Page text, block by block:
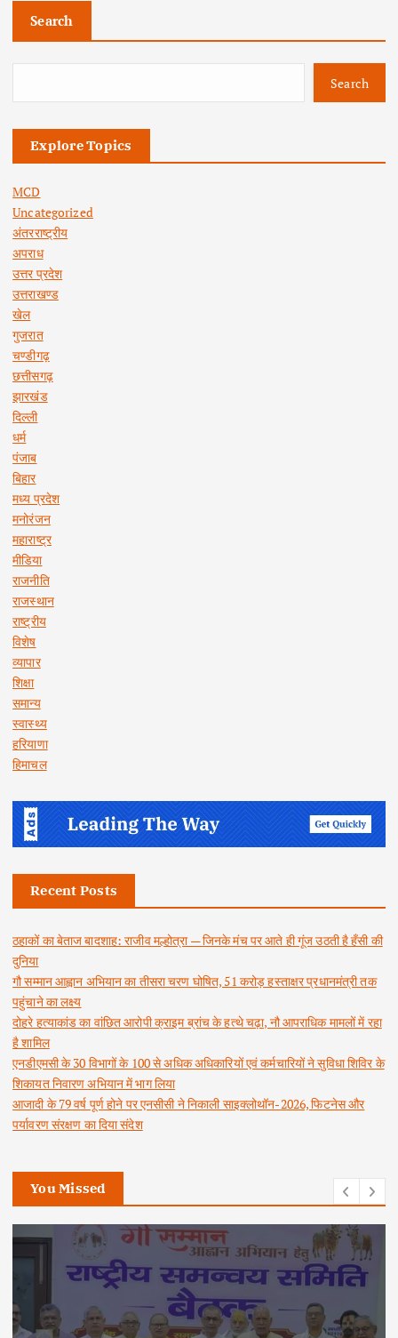
Search
Search
Explore Topics
MCD
Uncategorized
अंतरराष्ट्रीय
अपराध
उत्तर प्रदेश
उत्तराखण्ड
खेल
गुजरात
चण्डीगढ़
छत्तीसगढ़
झारखंड
दिल्ली
धर्म
पंजाब
बिहार
मध्य प्रदेश
मनोरंजन
महाराष्ट्र
मीडिया
राजनीति
राजस्थान
राष्ट्रीय
विशेष
व्यापार
शिक्षा
समान्य
स्वास्थ्य
हरियाणा
हिमाचल
Recent Posts
ठहाकों का बेताज बादशाह: राजीव मल्होत्रा — जिनके मंच पर आते ही गूंज उठती है हँसी की
दुनिया
गौ सम्मान आह्वान अभियान का तीसरा चरण घोषित, 51 करोड़ हस्ताक्षर प्रधानमंत्री तक
पहुंचाने का लक्ष्य
दोहरे हत्याकांड का वांछित आरोपी क्राइम ब्रांच के हत्थे चढ़ा, नौ आपराधिक मामलों में रहा
है शामिल
एनडीएमसी के 30 विभागों के 100 से अधिक अधिकारियों एवं कर्मचारियों ने सुविधा शिविर के
शिकायत निवारण अभियान में भाग लिया
आजादी के 79 वर्ष पूर्ण होने पर एनसीसी ने निकाली साइक्लोथॉन-2026, फिटनेस और
पर्यावरण संरक्षण का दिया संदेश
You Missed